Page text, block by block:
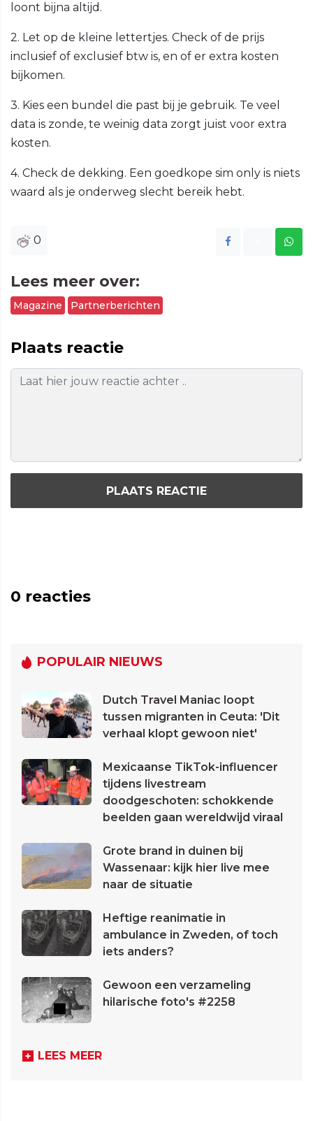
loont bijna altijd.
2. Let op de kleine lettertjes. Check of de prijs
inclusief of exclusief btw is, en of er extra kosten
bijkomen.
3. Kies een bundel die past bij je gebruik. Te veel
data is zonde, te weinig data zorgt juist voor extra
kosten.
4. Check de dekking. Een goedkope sim only is niets
waard als je onderweg slecht bereik hebt.
0
Lees meer over:
Magazine Partnerberichten
Plaats reactie
PLAATS REACTIE
0 reacties
POPULAIR NIEUWS
Dutch Travel Maniac loopt
tussen migranten in Ceuta: 'Dit
verhaal klopt gewoon niet'
Mexicaanse TikTok-influencer
tijdens livestream
doodgeschoten: schokkende
beelden gaan wereldwijd viraal
Grote brand in duinen bij
Wassenaar: kijk hier live mee
naar de situatie
Heftige reanimatie in
ambulance in Zweden, of toch
iets anders?
Gewoon een verzameling
hilarische foto's #2258
LEES MEER